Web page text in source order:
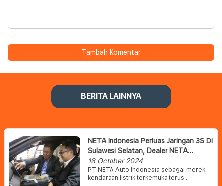
Tambah Komentar
BERITA LAINNYA
NETA Indonesia Perluas Jaringan 3S Di
Sulawesi Selatan, Dealer NETA
Tridaya Makassar Siap Melayani
Konsumen
18 October 2024
PT NETA Auto Indonesia sebagai merek
kendaraan listrik terkemuka terus